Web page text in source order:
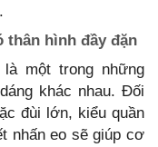
thân hình đầy đặn
một trong những
khác nhau. Đối
đùi lớn, kiểu quần
nhấn eo sẽ giúp cơ